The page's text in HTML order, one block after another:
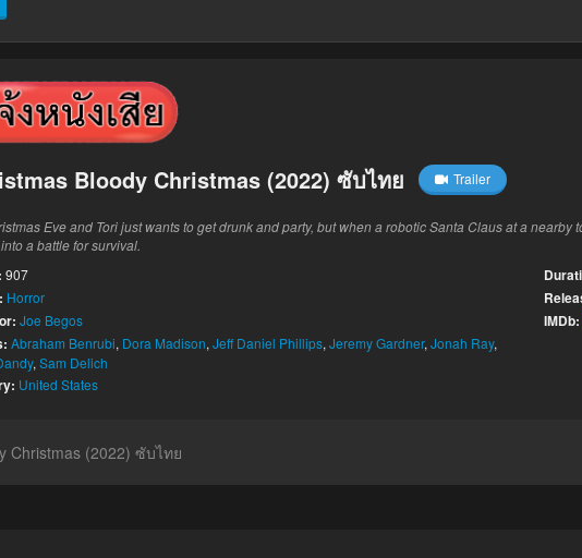
Bloody Christmas (2022) ซับไทย Trailer
Eve and Tori just wants to get drunk and party, but when a robotic Santa Claus at a
a battle for survival.
907
Horror
Joe Begos
Abraham Benrubi, Dora Madison, Jeff Daniel Phillips, Jeremy Gardner, Jonah Ray,
, Sam Delich
United States
IMDb:
Christmas (2022) ซับไทย